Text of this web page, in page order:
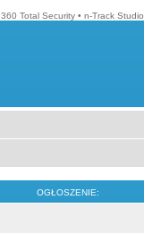
360 Total Security • n-Track Studio
OGŁOSZENIE: